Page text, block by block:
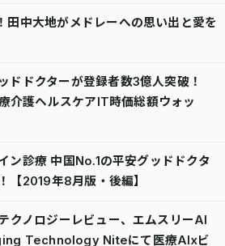
田中大地がメドレーへの思い出と愛を
ドドクターが登録者数3億人突破！
介護ヘルスケアIT時価総額ウォッ
ン診療 中国No.1の平安グッドドクタ
【2019年8月版・後編】
クノロジーレビュー、エムスリーAI
Technology Niteにて医療AIxビ